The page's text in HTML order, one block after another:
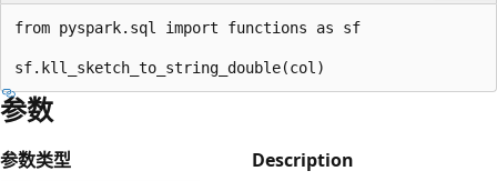
from pyspark.sql import functions as sf
参数
参数类型 Description